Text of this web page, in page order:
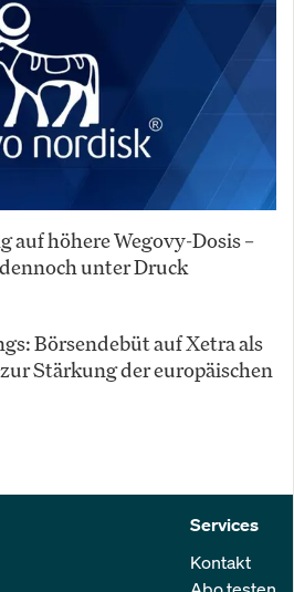
auf höhere Wegovy-Dosis –
unter Druck
Börsendebüt auf Xetra als
Stärkung der europäischen
Services
Kontakt